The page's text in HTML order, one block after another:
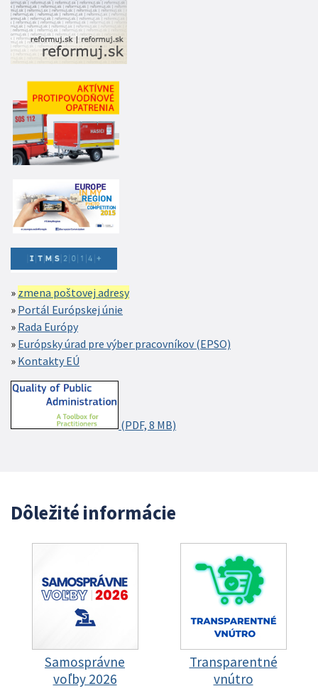
zmena poštovej adresy
Portál Európskej únie
Rada Európy
Európsky úrad pre výber pracovníkov (EPSO)
Kontakty EÚ
(PDF, 8 MB)
Dôležité informácie
Samosprávne
voľby 2026
Transparentné
vnútro